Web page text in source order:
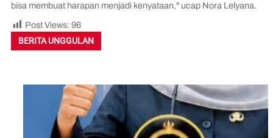
bisa membuat harapan menjadi kenyataan," ucap Nora Lelyana.
Post Views: 96
BERITA UNGGULAN